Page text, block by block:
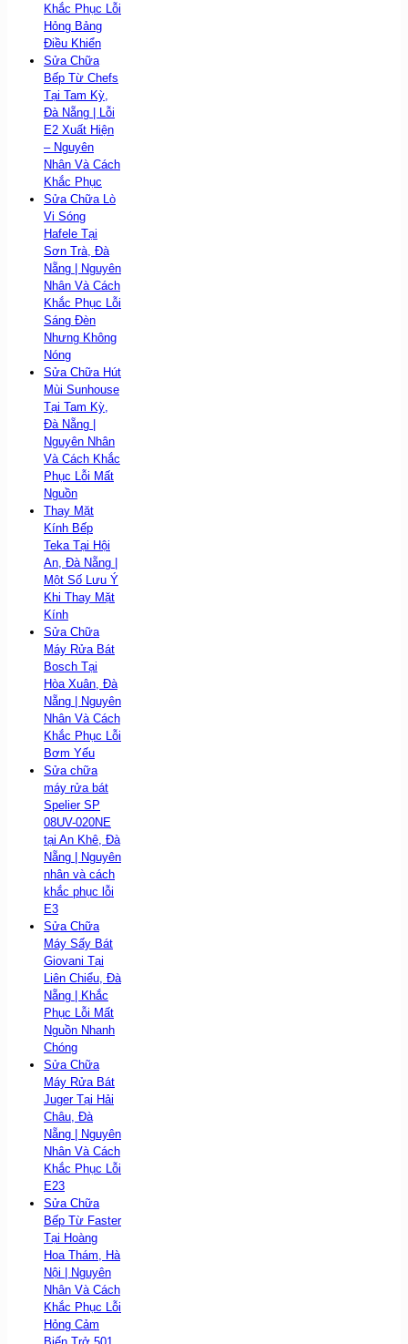
Khắc Phục Lỗi
Hỏng Bảng
Điều Khiển
Sửa Chữa
Bếp Từ Chefs
Tại Tam Kỳ,
Đà Nẵng | Lỗi
E2 Xuất Hiện
– Nguyên
Nhân Và Cách
Khắc Phục
Sửa Chữa Lò
Vi Sóng
Hafele Tại
Sơn Trà, Đà
Nẵng | Nguyên
Nhân Và Cách
Khắc Phục Lỗi
Sáng Đèn
Nhưng Không
Nóng
Sửa Chữa Hút
Mùi Sunhouse
Tại Tam Kỳ,
Đà Nẵng |
Nguyên Nhân
Và Cách Khắc
Phục Lỗi Mất
Nguồn
Thay Mặt
Kính Bếp
Teka Tại Hội
An, Đà Nẵng |
Một Số Lưu Ý
Khi Thay Mặt
Kính
Sửa Chữa
Máy Rửa Bát
Bosch Tại
Hòa Xuân, Đà
Nẵng | Nguyên
Nhân Và Cách
Khắc Phục Lỗi
Bơm Yếu
Sửa chữa
máy rửa bát
Spelier SP
08UV-020NE
tại An Khê, Đà
Nẵng | Nguyên
nhân và cách
khắc phục lỗi
E3
Sửa Chữa
Máy Sấy Bát
Giovani Tại
Liên Chiểu, Đà
Nẵng | Khắc
Phục Lỗi Mất
Nguồn Nhanh
Chóng
Sửa Chữa
Máy Rửa Bát
Juger Tại Hải
Châu, Đà
Nẵng | Nguyên
Nhân Và Cách
Khắc Phục Lỗi
E23
Sửa Chữa
Bếp Từ Faster
Tại Hoàng
Hoa Thám, Hà
Nội | Nguyên
Nhân Và Cách
Khắc Phục Lỗi
Hỏng Cảm